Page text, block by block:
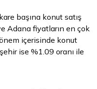
başına konut satış
Adana fiyatların en çok
içerisinde konut
ise %1.09 oranı ile